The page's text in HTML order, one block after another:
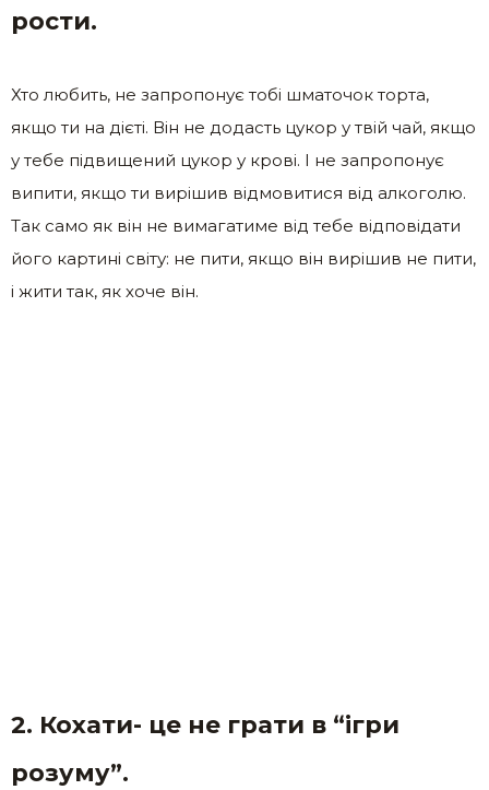
рости.
Хто любить, не запропонує тобі шматочок торта,
якщо ти на дієті. Він не додасть цукор у твій чай, якщо
у тебе підвищений цукор у крові. І не запропонує
випити, якщо ти вирішив відмовитися від алкоголю.
Так само як він не вимагатиме від тебе відповідати
його картині світу: не пити, якщо він вирішив не пити,
і жити так, як хоче він.
2. Кохати- це не грати в “ігри
розуму”.